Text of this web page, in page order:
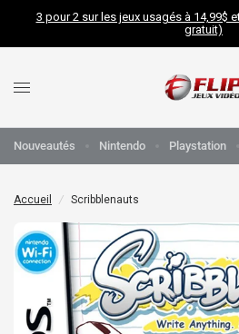
3 pour 2 sur les jeux usagés à 14,99$
gratuit)
Nouveautés Nintendo Playstation
Accueil / Scribblenauts